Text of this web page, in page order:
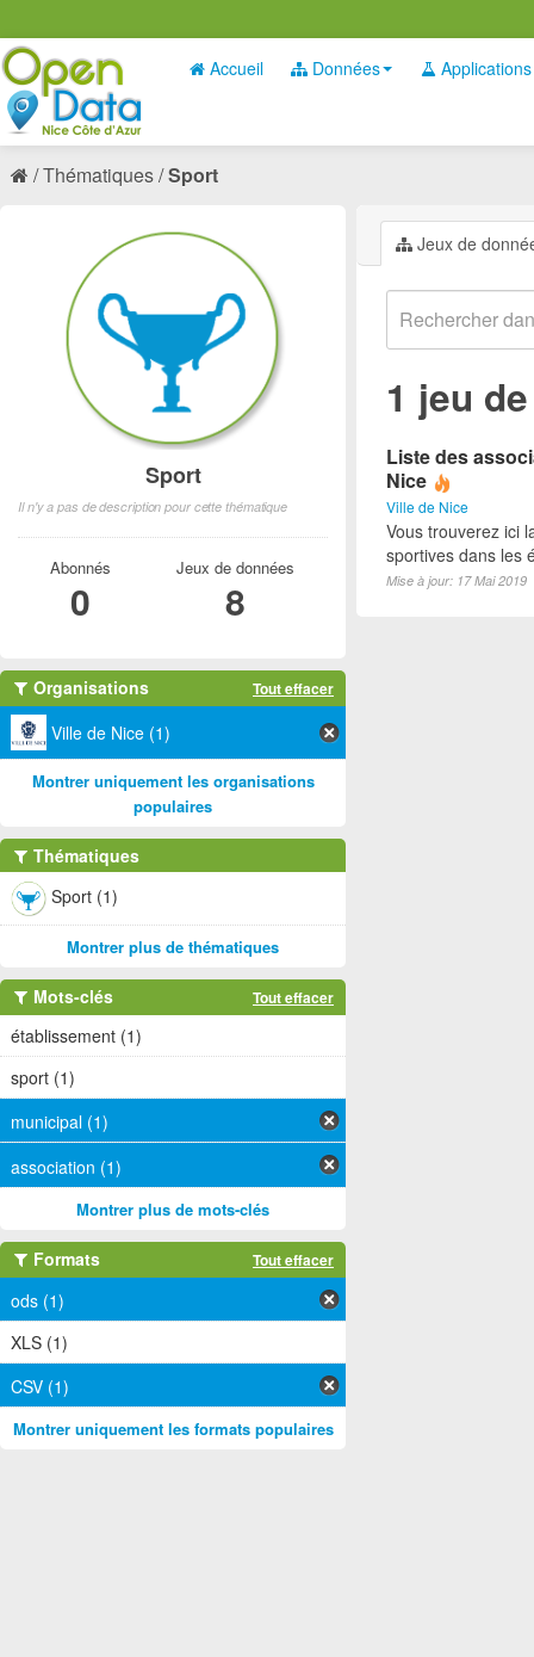
Accueil Données Applications
Thématiques Sport
Jeux de
1 jeu
Liste des
Nice
Ville de Nice
Vous trouverez ici
sportives dans les
Mise à jour: 17 Mai 2019
Sport
Il n'y a pas de description pour cette thématique
Abonnés
0
Jeux de données
8
Organisations Tout effacer
Ville de Nice (1)
Montrer uniquement les organisations
populaires
Thématiques
Sport (1)
Montrer plus de thématiques
Mots-clés Tout effacer
établissement (1)
sport (1)
municipal (1)
association (1)
Montrer plus de mots-clés
Formats Tout effacer
ods (1)
XLS (1)
CSV (1)
Montrer uniquement les formats populaires